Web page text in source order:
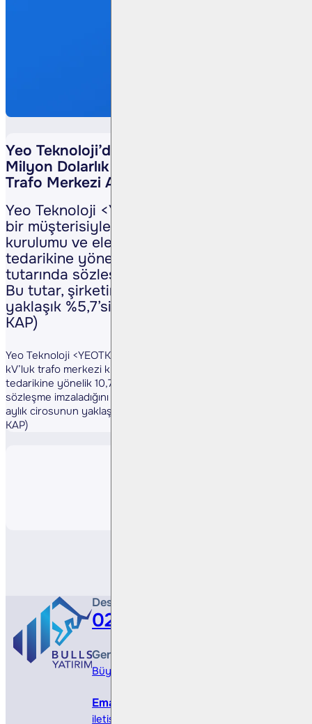
Yeo Teknoloji’den Yurtdışında 10,7
Milyon Dolarlık
Trafo Merkezi Anlaşması
Yeo Teknoloji <YEOTK TI>, yurtdışındaki
bir müşterisiyle 220 kV’luk trafo merkezi
kurulumu ve elektrik ekipmanları
tedarikine yönelik 10,7 milyon ABD doları
tutarında sözleşme imzaladığını duyurdu.
Bu tutar, şirketin son 12 aylık cirosunun
yaklaşık %5,7’sine denk geliyor. (Kaynak:
KAP)
Yeo Teknoloji <YEOTK TI>, yurtdışındaki bir müşterisiyle 220
kV’luk trafo merkezi kurulumu ve elektrik ekipmanları
tedarikine yönelik 10,7 milyon ABD doları tutarında
sözleşme imzaladığını duyurdu. Bu tutar, şirketin son 12
aylık cirosunun yaklaşık %5,7’sine denk geliyor. (Kaynak:
KAP)
Destek Hattı
0212 410 0500
Genel Müdürlük
Büyükdere Cad. No 173, 1. Levent Plaza, B
Email
iletisim@bullsyatirim.com